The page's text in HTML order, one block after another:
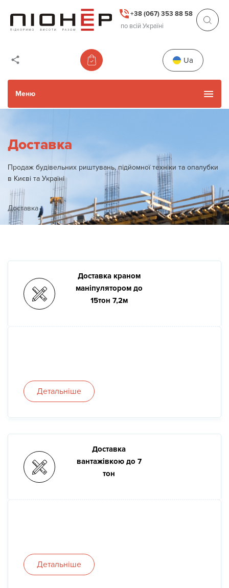
+38 (067) 353 88 58
по всій Україні
Ua
Меню
Акції
Галерея
Доставка
Продаж будівельних риштувань, підйомної техніки та опалубки
в Києві та Україні
Доставка
Доставка краном
маніпулятором до
15тон 7,2м
Детальніше
Доставка
вантажівкою до 7
тон
Детальніше